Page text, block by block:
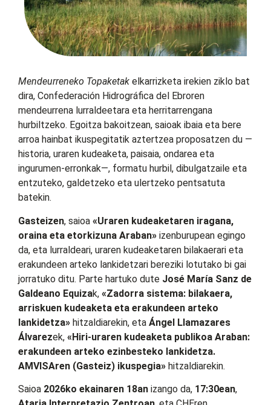
Mendeurreneko Topaketak elkarrizketa irekien ziklo bat
dira, Confederación Hidrográfica del Ebroren
mendeurrena lurraldeetara eta herritarrengana
hurbiltzeko. Egoitza bakoitzean, saioak ibaia eta bere
arroa hainbat ikuspegitatik aztertzea proposatzen du —
historia, uraren kudeaketa, paisaia, ondarea eta
ingurumen-erronkak—, formatu hurbil, dibulgatzaile eta
entzuteko, galdetzeko eta ulertzeko pentsatuta
batekin.
Gasteizen, saioa «Uraren kudeaketaren iragana,
oraina eta etorkizuna Araban» izenburupean egingo
da, eta lurraldeari, uraren kudeaketaren bilakaerari eta
erakundeen arteko lankidetzari bereziki lotutako bi gai
jorratuko ditu. Parte hartuko dute José María Sanz de
Galdeano Equizak, «Zadorra sistema: bilakaera,
arriskuen kudeaketa eta erakundeen arteko
lankidetza» hitzaldiarekin, eta Ángel Llamazares
Álvarezek, «Hiri-uraren kudeaketa publikoa Araban:
erakundeen arteko ezinbesteko lankidetza.
AMVISAren (Gasteiz) ikuspegia» hitzaldiarekin.
Saioa 2026ko ekainaren 18an izango da, 17:30ean,